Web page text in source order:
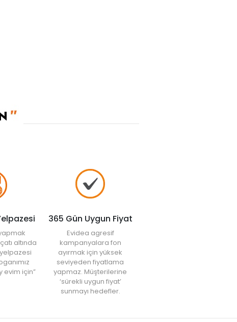
altında
evim için”
365 Gün Uygun Fiyat
Evidea agresif
kampanyalara fon
ayırmak için yüksek
seviyeden fiyatlama
yapmaz. Müşterilerine
‘sürekli uygun fiyat’
sunmayı hedefler.